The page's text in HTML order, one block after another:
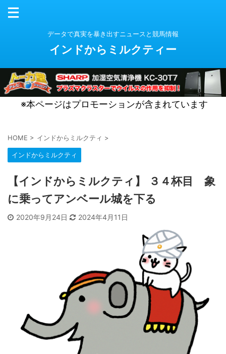
データで真実を暴き出すニュースと競馬情報
インドからミルクティー
※本ページはプロモーションが含まれています
HOME > インドからミルクティ >
インドからミルクティ
【インドからミルクティ】 ３４杯目 象
に乗ってアンベール城を下る
2020年9月24日 2024年4月11日